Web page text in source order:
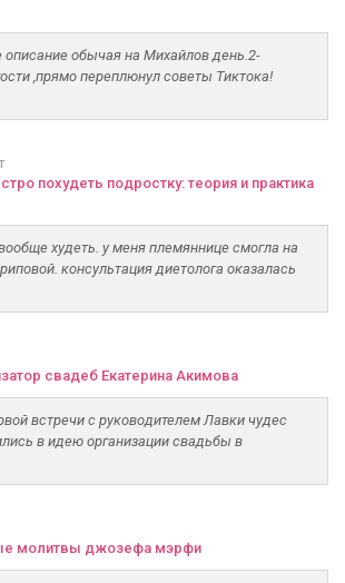
описание обычая на Михайлов день.2-
,прямо переплюнул советы Тиктока!
похудеть подростку: теория и практика
худеть. у меня племяннице смогла на
консультация диетолога оказалась
свадеб Екатерина Акимова
встречи с руководителем Лавки чудес
в идею организации свадьбы в
молитвы джозефа мэрфи